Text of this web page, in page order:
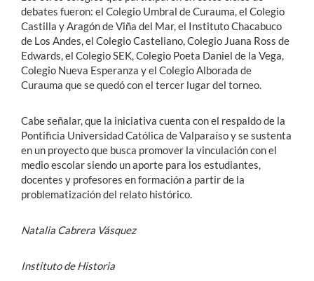
debates fueron: el Colegio Umbral de Curauma, el Colegio
Castilla y Aragón de Viña del Mar, el Instituto Chacabuco
de Los Andes, el Colegio Casteliano, Colegio Juana Ross de
Edwards, el Colegio SEK, Colegio Poeta Daniel de la Vega,
Colegio Nueva Esperanza y el Colegio Alborada de
Curauma que se quedó con el tercer lugar del torneo.
Cabe señalar, que la iniciativa cuenta con el respaldo de la
Pontificia Universidad Católica de Valparaíso y se sustenta
en un proyecto que busca promover la vinculación con el
medio escolar siendo un aporte para los estudiantes,
docentes y profesores en formación a partir de la
problematización del relato histórico.
Natalia Cabrera Vásquez
Instituto de Historia